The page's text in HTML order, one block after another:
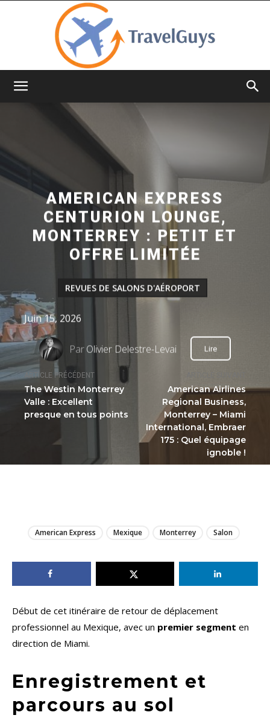
ARTICLE PRÉCÉDENT
The Westin Monterrey
Valle : Excellent
presque en tous points
American Airlines
Regional Business,
Monterrey – Miami
International, Embraer
175 : Quel équipage
ignoble !
AMERICAN EXPRESS
CENTURION LOUNGE,
MONTERREY : PETIT ET
OFFRE LIMITÉE
REVUES DE SALONS D'AÉROPORT
Juin 15, 2026
ParOlivier Delestre-Levai Lire
American Express Mexique Monterrey Salon
Début de cet itinéraire de retour de déplacement
professionnel au Mexique, avec un premier segment en
direction de Miami.
Enregistrement et
parcours au sol